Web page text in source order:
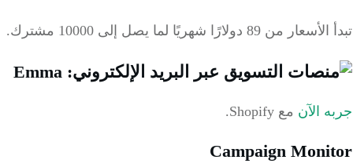
89 دولارًا شهريًا لما يصل إلى 10000 مشترك.
الآن مع Shopify.
Campaign